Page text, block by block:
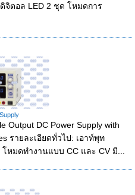
จิตอล LED 2 ชุด โหมดการ
Output DC Power Supply with
รายละเอียดทั่วไป: เอาท์พุท
หมดทำงานแบบ CC และ CV มี...